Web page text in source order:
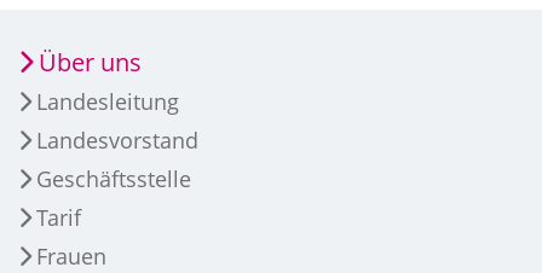
Über uns
Landesleitung
Landesvorstand
Geschäftsstelle
Tarif
Frauen